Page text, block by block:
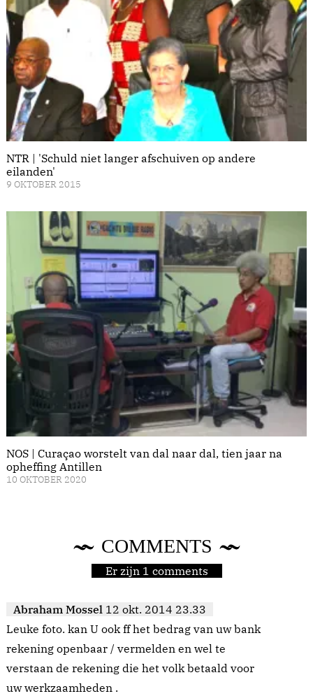
NTR | 'Schuld niet langer afschuiven op andere
eilanden'
9 OKTOBER 2015
NOS | Curaçao worstelt van dal naar dal, tien jaar na
opheffing Antillen
10 OKTOBER 2020
COMMENTS
Er zijn 1 comments
Abraham Mossel 12 okt. 2014 23.33
Leuke foto. kan U ook ff het bedrag van uw bank
rekening openbaar / vermelden en wel te
verstaan de rekening die het volk betaald voor
uw werkzaamheden .